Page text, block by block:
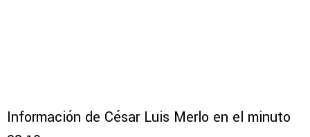
Información de César Luis Merlo en el minuto